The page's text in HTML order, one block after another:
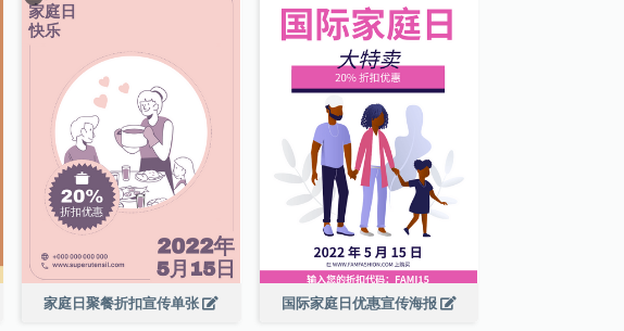
家庭日聚餐折扣宣传单张 国际家庭日优惠宣传海报